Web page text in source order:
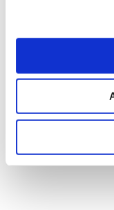
vita è lì